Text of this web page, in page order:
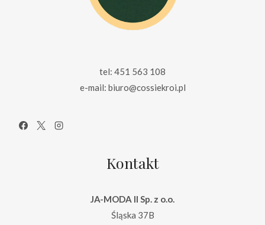
tel: 451 563 108
e-mail: biuro@cossiekroi.pl
Kontakt
JA-MODA II Sp. z o.o.
Śląska 37B